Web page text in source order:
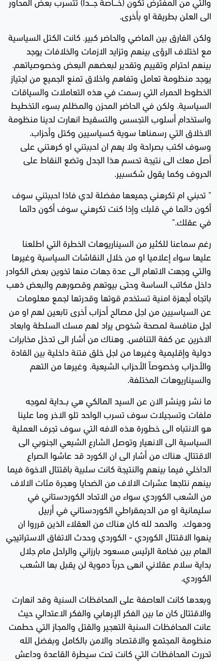
الى العلن بطريقة او بأخرى.
ولكن الفارق بين الماضي والحاضر كبير. كانت الكتل السياسية
مع اختلاف الرؤى بينهم وتزايد الازمات والخلافات يوجد
بينهم احترام وتقييم وتقدير لبعضهم البعض وخصوصياتهم.
يوجد منظومة تعامل وتفاهم واخلاق تمنع الجميع من اجتياز
الخطوط الحمراء التي رسمت في هذه التعاملات والسياقات
السياسية. ولكن في الحاضر المحزن والمظلم بسوء التخطيط
واستخدام أسلوب التجسس والتسقيط انهارت لدينا منظومة
الاخلاق التي رسمناها سوية كسياسيين وكتل وأحزاب.
وسوف اكتب بصراحة ولا يهم ان احببتني او كرهتني على
أصل معك الى نتيجة تحسم هذا الجدل وتضع النقاط على
الحروف وكما يقول شكسبير.
" تحبني ام تكرهني جميعها مفضلة لدي فاذا احببتني سوف
أكون دائما في قلبك وإذا كنت تكرهني سوف أكون دائما
في عقلك."
رغم سماعنا للكثير من السيناريوهات الخطرة التي اطلعنا
عليها سواء إعلاميا او من خلال النقاشات السياسية وغيرها
والتي وجهت الاتهام الى عدة جهات منها تخوين بعض الكوادر
داخل مكاتب الساسة وحتى بيوتهم وقصورهم والبعض ذهب
باتجاه أجهزة امنية تستخدم قوتها وقدرتها لجمع معلومات
عن السياسيين من اجل مصالح أحزاب أخرى تابعين لهم او من
اجل منافسة لمصحة شخوص يراد لهم مسك السلطة وابعاد
الاخرين عن كفة التنافس. وهناك من أشار الى تدخل مخابرات
دولية وإقليمية وغيرها من اجل خلق فتنة داخلية بين القادة
والأحزاب وخصوصاً الأحزاب الشيعية. وغيرها من التهم
والسيناريوهات المختلفة.
ما نشر وينشر الان عن السيد المالكي هي بـــداية لموجه
ملفات وتسجيلات سوف تسرب الواحد تلو الاخر وما علينا
هو الانتباه الى خطورة هذه الافه التي سوف تجرف العملية
السياسية الى الانهيار وتوصل الشارع الشيعي الجنوبي الى
الاقتتال. هناك من أشار الى ان الكورد قد عاشوا الصراع
الداخلي فيما بينهم والنتيجة كانت سلبية باقتتال الاخوة فيما
بينهم نتاجها عشرات الالاف من الضحايا وهجرة مئات الالاف
من الشعب الكوردي سواء من الاتحاد الكوردستاني في
سليمانية او من الديمقراطي الكوردستاني في أربيل
ودهوك. والحمد لله كان هناك من العقلاء الذين قرروا ان
ينهوا الاقتتال الكوردي - الكوردي وحدث الاتفاق الاستراتيجي
الهام بين فخامة الرئيس مسعود بارزاني والراحل مام جلال
بداية سلام عقلاني انهى حرباً دموية لن يقبل بها الشعب
الكوردي.
وبعدها كانت العاصفة على المحافظات السنية وقد انهارت
والاقتتال كان ما بين الفكر الإرهابي والفكر الاعتدالي حيث
عانت المحافظات السنية التهجير والقتل والمجاز التي حطمت
منظومة المجتمع والاقتصاد والامن بالكامل وبفضل الله
تحررت المحافظات التي كانت تحت سيطرة القاعدة وداعش